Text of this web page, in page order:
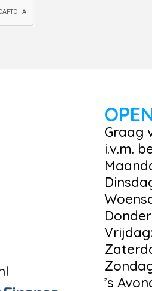
Graag
i.v.m.
’s